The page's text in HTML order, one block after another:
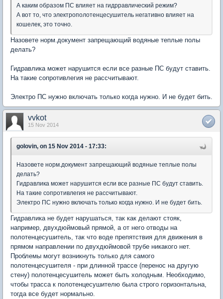
А каким образом ПС влияет на гидрравлический режим?
А вот то, что электрополотенцесушитель негативно влияет на
кошелек, это точно.
Назовете норм.документ запрещающий водяные теплые полы
делать?
Гидравлика может нарушится если все разные ПС будут ставить.
На такие сопротивлегия не рассчитывают.
Электро ПС нужно включать только когда нужно. И не будет бить.
vvkot
15 Nov 2014
golovin, on 15 Nov 2014 - 17:33:
Назовете норм.документ запрещающий водяные теплые полы
делать?
Гидравлика может нарушится если все разные ПС будут ставить.
На такие сопротивлегия не рассчитывают.
Электро ПС нужно включать только когда нужно. И не будет бить.
Гидравлика не будет нарушаться, так как делают стояк,
например, двухдюймовый прямой, а от него отводы на
полотенцесушитель, так что воде препятствия для движения в
прямом направлении по двухдюймовой трубе никакого нет.
Проблемы могут возникнуть только для самого
полотенцесушителя - при длинной трассе (перенос на другую
стену) полотенцесушитель может быть холодным. Необходимо,
чтобы трасса к полотенцесушителю была строго горизонтальна,
тогда все будет нормально.